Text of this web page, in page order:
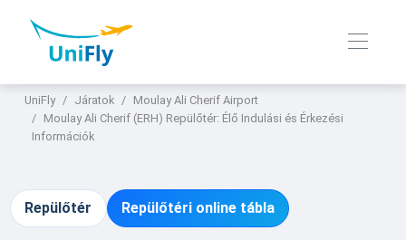
UniFly Járatok
Moulay Ali Cherif Airport
Moulay Ali Cherif (ERH) Repülőtér: Élő Indulási és Érkezési
Információk
Repülőtér Repülőtéri online tábla